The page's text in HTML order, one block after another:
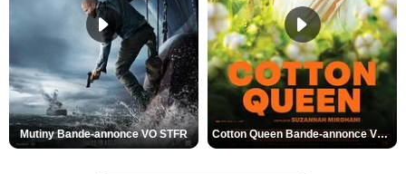
Mutiny Bande-annonce VO STFR Cotton Queen Bande-annonce VO STFR